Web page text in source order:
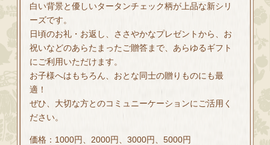
白い背景と優しいタータンチェック柄が上品な新シリ
ーズです。
日頃のお礼・お返し、ささやかなプレゼントから、お
祝いなどのあらたまったご贈答まで、あらゆるギフト
にご利用いただけます。
お子様へはもちろん、おとな同士の贈りものにも最
適！
ぜひ、大切な方とのコミュニーケーションにご活用く
ださい。
価格：1000円、2000円、3000円、5000円